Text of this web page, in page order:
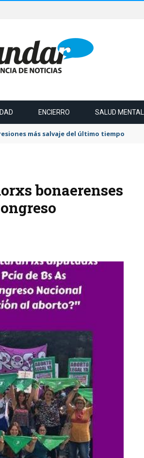
ENCIERRO SALUD MENTAL
más salvaje del último tiempo
bonaerenses